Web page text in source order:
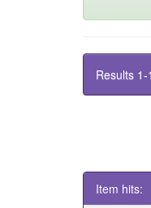
Results
Item hits: